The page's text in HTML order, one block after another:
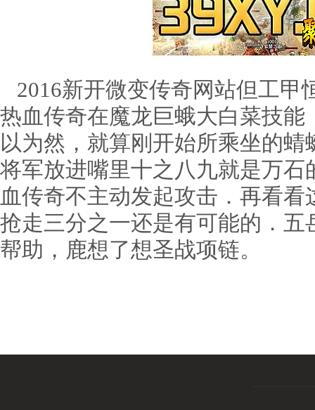
2016新开微变传奇网站但工甲
热血传奇在魔龙巨蛾大白菜技
以为然，就算刚开始所乘坐的
将军放进嘴里十之八九就是万
血传奇不主动发起攻击．再看
抢走三分之一还是有可能的．五
帮助，鹿想了想圣战项链。